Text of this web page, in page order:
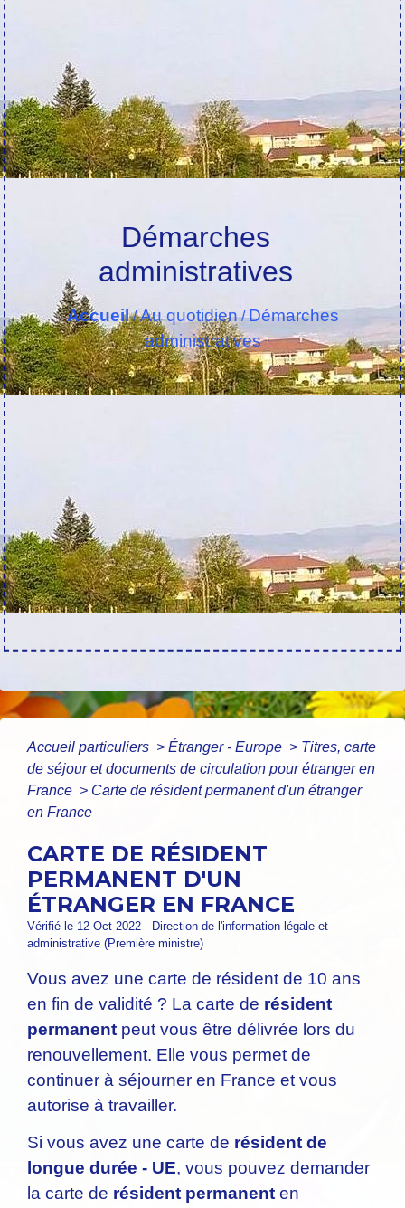
Démarches
administratives
Accueil/Au quotidien/Démarches
administratives
Accueil particuliers > Étranger - Europe > Titres, carte
de séjour et documents de circulation pour étranger en
France > Carte de résident permanent d'un étranger
en France
CARTE DE RÉSIDENT
PERMANENT D'UN
ÉTRANGER EN FRANCE
Vérifié le 12 Oct 2022 - Direction de l'information légale et
administrative (Première ministre)
Vous avez une carte de résident de 10 ans
en fin de validité ? La carte de résident
permanent peut vous être délivrée lors du
renouvellement. Elle vous permet de
continuer à séjourner en France et vous
autorise à travailler.
Si vous avez une carte de résident de
longue durée - UE, vous pouvez demander
la carte de résident permanent en